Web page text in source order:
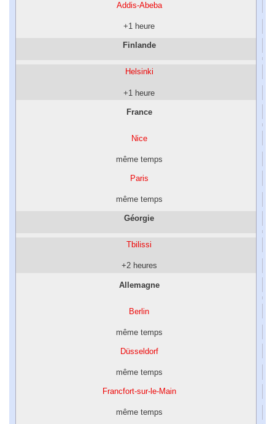
Addis-Abeba
+1 heure
Finlande
Helsinki
+1 heure
France
Nice
même temps
Paris
même temps
Géorgie
Tbilissi
+2 heures
Allemagne
Berlin
même temps
Düsseldorf
même temps
Francfort-sur-le-Main
même temps